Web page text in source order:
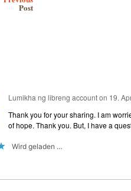
Post
Lumikha ng libreng accounton 19.
Thank you for your sharing. I am
of hope. Thank you. But, I have a
Wird geladen …